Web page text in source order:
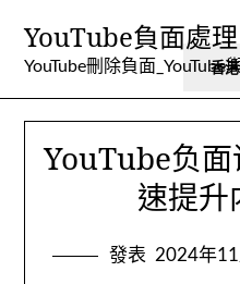
YouTube負面處理
YouTube刪除負面_YouTube
YouTube负
速提升
發表 2024年